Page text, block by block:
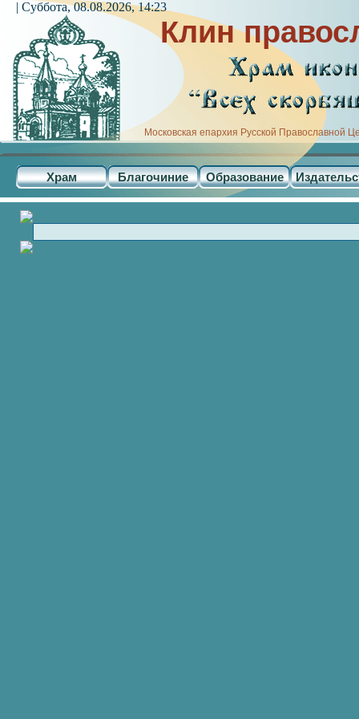
Клин
Московская епархия Русской Православной
Храм Благочиние Образование
| Суббота, 08.08.2026, 14:23